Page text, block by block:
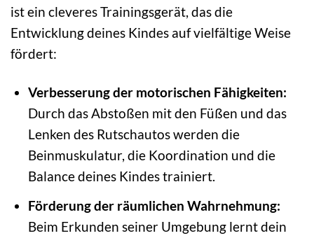
ist ein cleveres Trainingsgerät, das die
Entwicklung deines Kindes auf vielfältige Weise
fördert:
Verbesserung der motorischen Fähigkeiten:
Durch das Abstoßen mit den Füßen und das
Lenken des Rutschautos werden die
Beinmuskulatur, die Koordination und die
Balance deines Kindes trainiert.
Förderung der räumlichen Wahrnehmung:
Beim Erkunden seiner Umgebung lernt dein